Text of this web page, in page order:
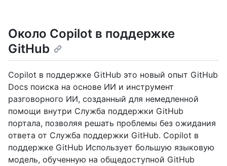
Около Copilot в поддержке
GitHub
Copilot в поддержке GitHub это новый опыт GitHub
Docs поиска на основе ИИ и инструмент
разговорного ИИ, созданный для немедленной
помощи внутри Служба поддержки GitHub
портала, позволяя решать проблемы без ожидания
ответа от Служба поддержки GitHub. Copilot в
поддержке GitHub Использует большую языковую
модель, обученную на общедоступной GitHub